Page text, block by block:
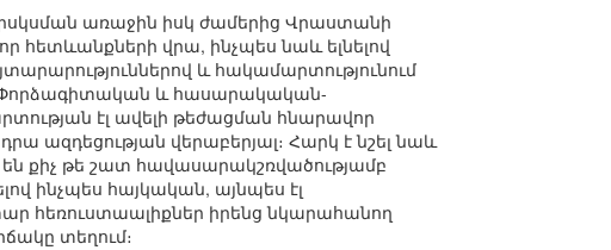
առաջին իսկ ժամերից Վրաստանի
հետևանքների վրա, ինչպես նաև ելնելով
և հակամարտությունում
Փորձագիտական և հասարակական-
էլ ավելի թեժացման հնարավոր
ազդեցության վերաբերյալ։ Հարկ է նշել նաև
քիչ թե շատ հավասարակշռվածությամբ
ինչպես հայկական, այնպես էլ
հեռուստաալիքներ իրենց նկարահանող
տեղում։